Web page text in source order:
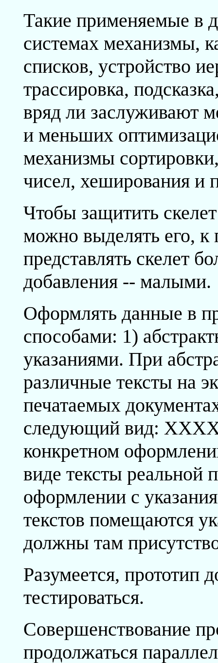
Такие применяемые в
системах механизмы,
списков, устройство
трассировка,
вряд ли заслуживают
и меньших
механизмы
чисел, хеширования и
Чтобы защитить
можно выделять его,
представлять скелет
добавления -- малыми.
Оформлять данные в
способами: 1)
указаниями. При
различные тексты на
печатаемых
следующий вид:
конкретном
виде тексты
оформлении с
текстов помещаются
должны там
Разумеется, прототип
тестироваться.
Совершенствование
продолжаться